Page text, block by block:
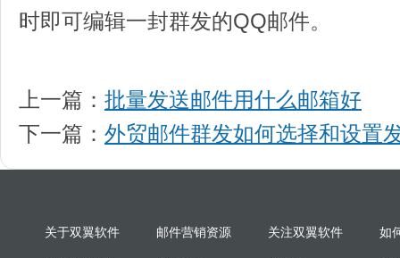
时即可编辑一封群发的QQ邮件。
上一篇： 批量发送邮件用什么邮箱好
下一篇： 外贸邮件群发如何选择和设置
关于双翼软件 邮件营销资源 关注双翼软件 如